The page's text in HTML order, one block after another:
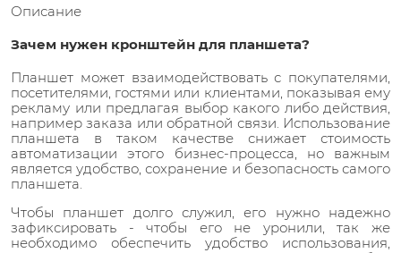
Описание
Зачем нужен кронштейн для планшета?
Планшет может взаимодействовать с покупателями,
посетителями, гостями или клиентами, показывая ему
рекламу или предлагая выбор какого либо действия,
например заказа или обратной связи. Использование
планшета в таком качестве снижает стоимость
автоматизации этого бизнес-процесса, но важным
является удобство, сохранение и безопасность самого
планшета.
Чтобы планшет долго служил, его нужно надежно
зафиксировать - чтобы его не уронили, так же
необходимо обеспечить удобство использования,